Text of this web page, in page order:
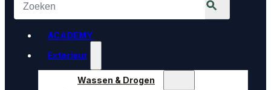
ACADEMY
Exterieur
Wassen & Drogen